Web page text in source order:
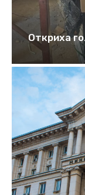
Откриха